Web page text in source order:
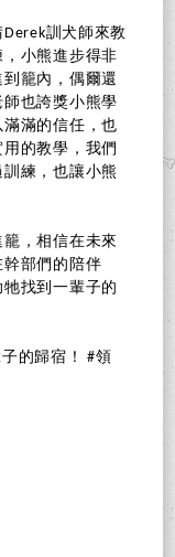
訓犬師來教
小熊進步得非
籠內，偶爾還
也誇獎小熊學
滿的信任，也
的教學，我們
練，也讓小熊
，相信在未來
部們的陪伴
牠找到一輩子的
的歸宿！ #領